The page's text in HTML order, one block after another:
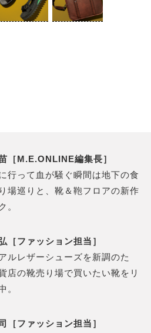
［M.E.ONLINE編集長］
行って血が騒ぐ瞬間は地下の食
場巡りと、靴＆鞄フロアの新作
。
［ファッション担当］
ルレザーシューズを新調のた
店の靴売り場で買いたい靴をリ
。
［ファッション担当］